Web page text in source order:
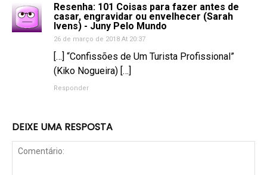
Resenha: 101 Coisas para fazer antes de
casar, engravidar ou envelhecer (Sarah
Ivens) - Juny Pelo Mundo
26 de março de 2018 At 20:37
[…] “Confissões de Um Turista Profissional”
(Kiko Nogueira) […]
Responder
DEIXE UMA RESPOSTA